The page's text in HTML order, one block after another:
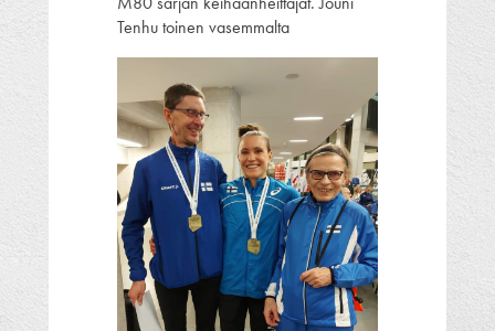
Tenhu toinen vasemmalta